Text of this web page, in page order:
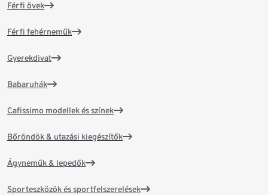
Férfi övek
Férfi fehérneműk
Gyerekdivat
Babaruhák
Cafissimo modellek és színek
Bőröndök & utazási kiegészítők
Ágyneműk & lepedők
Sporteszközök és sportfelszerelések